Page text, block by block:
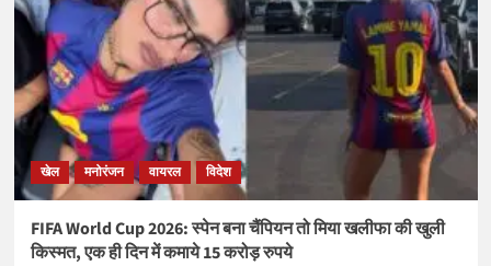
खेल मनोरंजन वायरल विदेश
FIFA World Cup 2026: स्पेन बना चैंपियन तो मिया खलीफा की खुली
किस्मत, एक ही दिन में कमाये 15 करोड़ रुपये